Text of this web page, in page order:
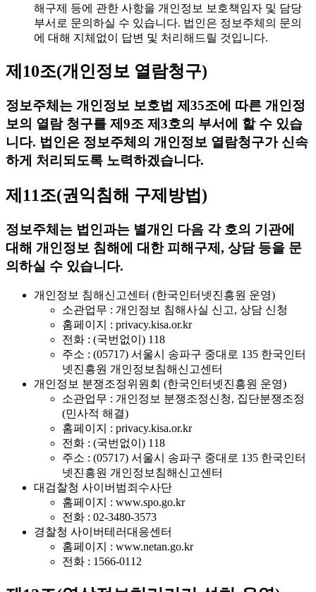
해구제 등에 관한 사항을 개인정보 보호책임자 및 담당
부서로 문의하실 수 있습니다. 법인은 정보주체의 문의
에 대해 지체없이 답변 및 처리해드릴 것입니다.
제10조(개인정보 열람청구)
정보주체는 개인정보 보호법 제35조에 따른 개인정
보의 열람 청구를 제9조 제3호의 부서에 할 수 있습
니다. 법인은 정보주체의 개인정보 열람청구가 신속
하게 처리되도록 노력하겠습니다.
제11조(권익침해 구제방법)
정보주체는 법인과는 별개인 다음 각 호의 기관에
대해 개인정보 침해에 대한 피해구제, 상담 등을 문
의하실 수 있습니다.
개인정보 침해신고센터 (한국인터넷진흥원 운영)
소관업무 : 개인정보 침해사실 신고, 상담 신청
홈페이지 : privacy.kisa.or.kr
전화 : (국번없이) 118
주소 : (05717) 서울시 송파구 중대로 135 한국인터
넷진흥원 개인정보침해신고센터
개인정보 분쟁조정위원회 (한국인터넷진흥원 운영)
소관업무 : 개인정보 분쟁조정신청, 집단분쟁조정
(민사적 해결)
홈페이지 : privacy.kisa.or.kr
전화 : (국번없이) 118
주소 : (05717) 서울시 송파구 중대로 135 한국인터
넷진흥원 개인정보침해신고센터
대검찰청 사이버범죄수사단
홈페이지 : www.spo.go.kr
전화 : 02-3480-3573
경찰청 사이버테러대응센터
홈페이지 : www.netan.go.kr
전화 : 1566-0112